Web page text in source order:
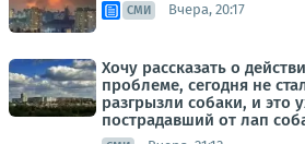
СМИ Вчера, 20:17
Хочу рассказать о
проблеме, сегодня не
разгрызли собаки, и это
пострадавший от лап